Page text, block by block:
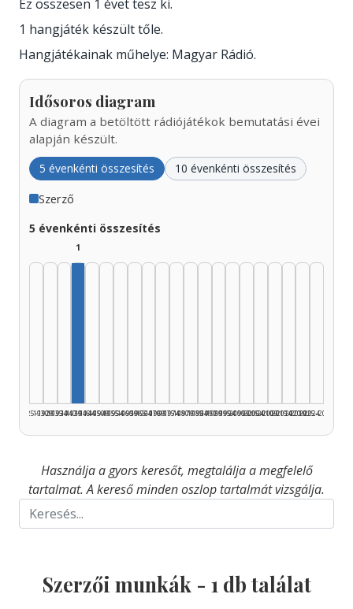
Ez összesen 1 évet tesz ki.
1 hangjáték készült tőle.
Hangjátékainak műhelye: Magyar Rádió.
Idősoros diagram
A diagram a betöltött rádiójátékok bemutatási évei
alapján készült.
5 évenkénti összesítés 10 évenkénti összesítés
Szerző
5 évenkénti összesítés
1925–1929
1930–1934
1935–1939
1
1940–1944
1945–1949
1950–1954
1955–1959
1960–1964
1965–1969
1970–1974
1975–1979
1980–1984
1985–1989
1990–1994
1995–1999
2000–2004
2005–2009
2010–2014
2015–2019
2020–2024
2025–2026
Használja a gyors keresőt, megtalálja a megfelelő
tartalmat. A kereső minden oszlop tartalmát vizsgálja.
Szerzői munkák - 1 db találat